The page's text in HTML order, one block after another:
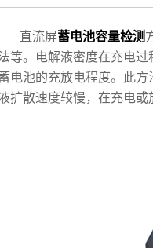
直流屏蓄电池容量检测
等。电解液密度在充电
电池的充放电程度。此
扩散速度较慢，在充电